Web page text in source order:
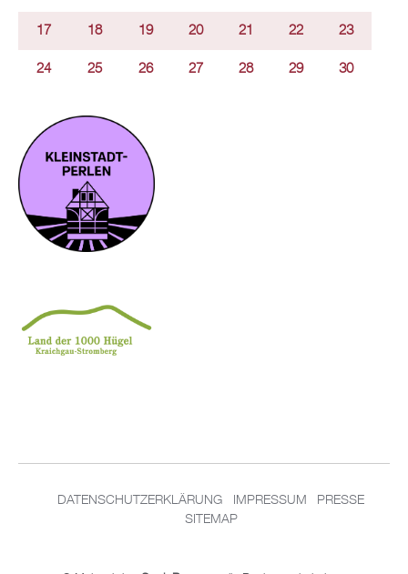
17 18 19 20 21 22 23
24 25 26 27 28 29 30
DATENSCHUTZERKLÄRUNG IMPRESSUM
PRESSE
SITEMAP